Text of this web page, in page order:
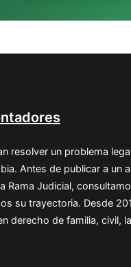
resolver un problema
Antes de publicar a un
Rama Judicial,
su trayectoria. Desde
derecho de familia, civil,